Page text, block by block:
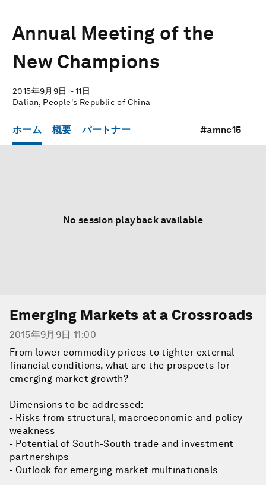
Annual Meeting of the
New Champions
2015年9月9日～11日
Dalian, People's Republic of China
ホーム 概要 パートナー #amnc15
No session playback available
Emerging Markets at a Crossroads
2015年9月9日 11:00
From lower commodity prices to tighter external
financial conditions, what are the prospects for
emerging market growth?
Dimensions to be addressed:
- Risks from structural, macroeconomic and policy
weakness
- Potential of South-South trade and investment
partnerships
- Outlook for emerging market multinationals